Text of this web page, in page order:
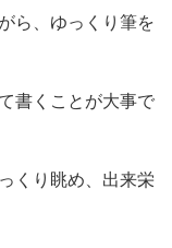
ら、ゆっくり筆を
書くことが大事で
くり眺め、出来栄